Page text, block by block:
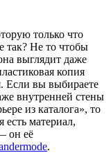
только что
так? Не то чтобы
выглядит даже
копия
Если вы выбираете
внутренней стены
из каталога», то
есть материал,
он её
.